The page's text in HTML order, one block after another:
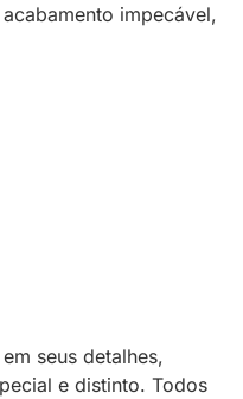
impecável,
seus detalhes,
e distinto. Todos